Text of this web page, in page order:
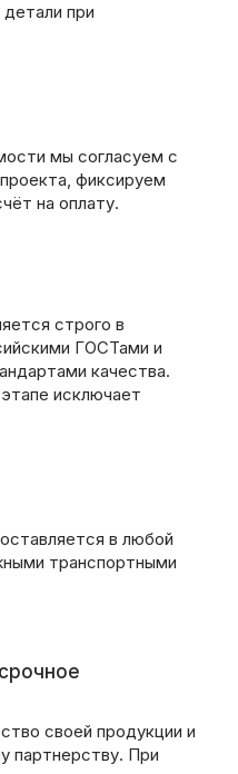
при
мы согласуем с
фиксируем
на оплату.
строго в
ГОСТами и
качества.
исключает
в любой
транспортными
своей продукции и
партнерству. При